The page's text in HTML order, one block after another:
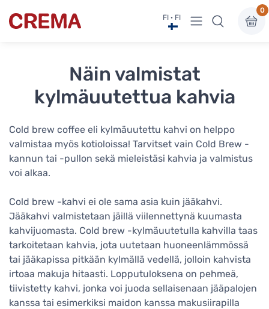
Crema FI · FI Näytä valikko
0
Näin valmistat
kylmäuutettua kahvia
Cold brew coffee eli kylmäuutettu kahvi on helppo
valmistaa myös kotioloissa! Tarvitset vain Cold Brew -
kannun tai -pullon sekä mieleistäsi kahvia ja valmistus
voi alkaa.
Cold brew -kahvi ei ole sama asia kuin jääkahvi.
Jääkahvi valmistetaan jäillä viilennettynä kuumasta
kahvijuomasta. Cold brew -kylmäuutetulla kahvilla taas
tarkoitetaan kahvia, jota uutetaan huoneenlämmössä
tai jääkapissa pitkään kylmällä vedellä, jolloin kahvista
irtoaa makuja hitaasti. Lopputuloksena on pehmeä,
tiivistetty kahvi, jonka voi juoda sellaisenaan jääpalojen
kanssa tai esimerkiksi maidon kanssa makusiirapilla